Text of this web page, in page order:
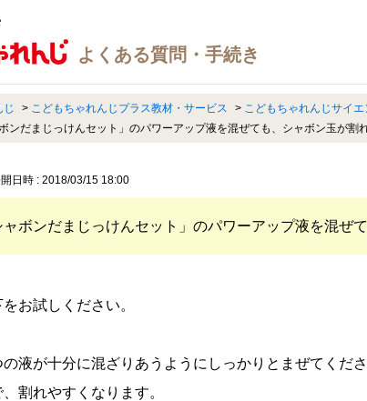
じ > こどもちゃれんじプラス教材・サービス > こどもちゃれんじサイエ
ボンだまじっけんセット」のパワーアップ液を混ぜても、シャボン玉が割
日時 : 2018/03/15 18:00
ャボンだまじっけんセット」のパワーアップ液を混ぜ
をお試しください。
の液が十分に混ざりあうようにしっかりとまぜてく
割れやすくなります。